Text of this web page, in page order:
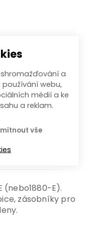
(nebo1880-E).
zásobníky pro
a
webu,
médií a ke
a reklam.
vše